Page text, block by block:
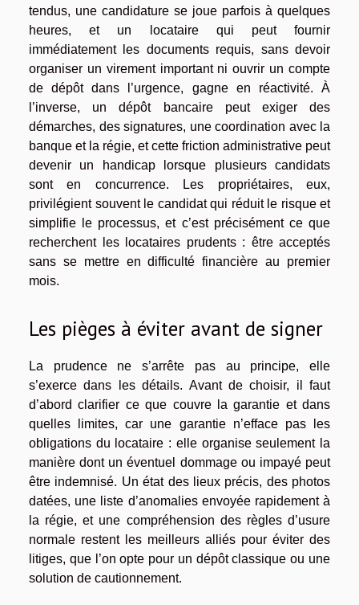
tendus, une candidature se joue parfois à quelques
heures, et un locataire qui peut fournir
immédiatement les documents requis, sans devoir
organiser un virement important ni ouvrir un compte
de dépôt dans l’urgence, gagne en réactivité. À
l’inverse, un dépôt bancaire peut exiger des
démarches, des signatures, une coordination avec la
banque et la régie, et cette friction administrative peut
devenir un handicap lorsque plusieurs candidats
sont en concurrence. Les propriétaires, eux,
privilégient souvent le candidat qui réduit le risque et
simplifie le processus, et c’est précisément ce que
recherchent les locataires prudents : être acceptés
sans se mettre en difficulté financière au premier
mois.
Les pièges à éviter avant de signer
La prudence ne s’arrête pas au principe, elle
s’exerce dans les détails. Avant de choisir, il faut
d’abord clarifier ce que couvre la garantie et dans
quelles limites, car une garantie n’efface pas les
obligations du locataire : elle organise seulement la
manière dont un éventuel dommage ou impayé peut
être indemnisé. Un état des lieux précis, des photos
datées, une liste d’anomalies envoyée rapidement à
la régie, et une compréhension des règles d’usure
normale restent les meilleurs alliés pour éviter des
litiges, que l’on opte pour un dépôt classique ou une
solution de cautionnement.